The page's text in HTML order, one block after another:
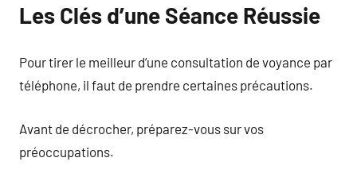
Les Clés d’une Séance Réussie
Pour tirer le meilleur d’une consultation de voyance par
téléphone, il faut de prendre certaines précautions.
Avant de décrocher, préparez-vous sur vos
préoccupations.